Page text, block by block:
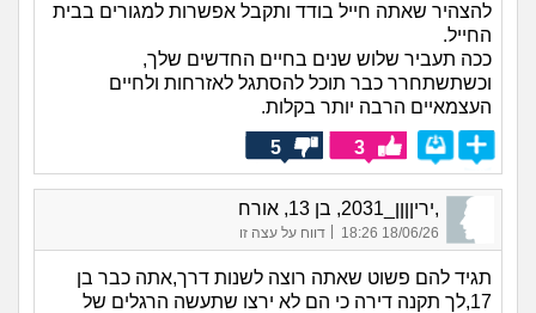
להצהיר שאתה חייל בודד ותקבל אפשרות למגורים בבית
החייל.
ככה תעביר שלוש שנים בחיים החדשים שלך,
וכשתשתחרר כבר תוכל להסתגל לאזרחות ולחיים
העצמאיים הרבה יותר בקלות.
3
5
,יריןןןן_2031, בן 13, אורח
18/06/26 18:26
| דווח על עצה זו
תגיד להם פשוט שאתה רוצה לשנות דרך,אתה כבר בן
17,לך תקנה דירה כי הם לא ירצו שתעשה הרגלים של